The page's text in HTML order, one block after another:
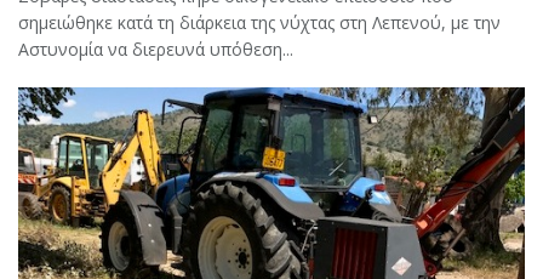
σημειώθηκε κατά τη διάρκεια της νύχτας στη Λεπενού, με την
Αστυνομία να διερευνά υπόθεση...